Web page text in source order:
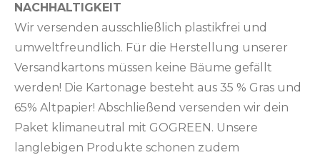
NACHHALTIGKEIT
Wir versenden ausschließlich plastikfrei und
umweltfreundlich. Für die Herstellung unserer
Versandkartons müssen keine Bäume gefällt
werden! Die Kartonage besteht aus 35 % Gras und
65% Altpapier! Abschließend versenden wir dein
Paket klimaneutral mit GOGREEN. Unsere
langlebigen Produkte schonen zudem